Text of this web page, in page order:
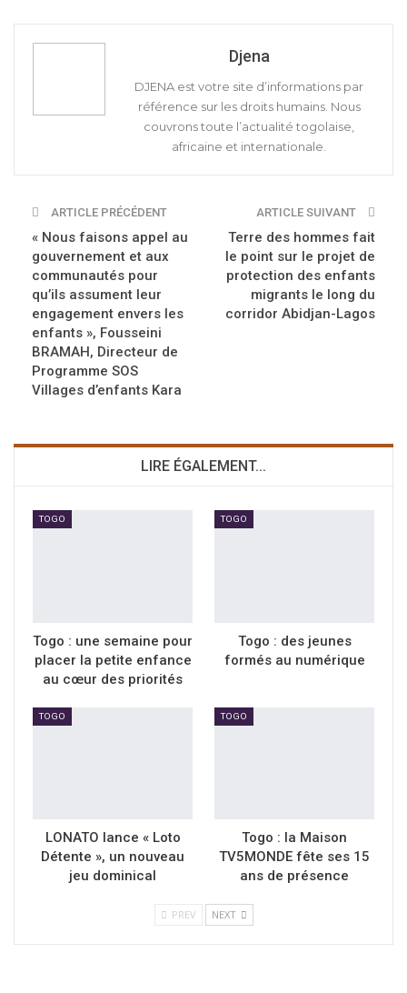
Djena
DJENA est votre site d’informations par
référence sur les droits humains. Nous
couvrons toute l’actualité togolaise,
africaine et internationale.
ARTICLE PRÉCÉDENT
« Nous faisons appel au
gouvernement et aux
communautés pour
qu’ils assument leur
engagement envers les
enfants », Fousseini
BRAMAH, Directeur de
Programme SOS
Villages d’enfants Kara
ARTICLE SUIVANT
Terre des hommes fait
le point sur le projet de
protection des enfants
migrants le long du
corridor Abidjan-Lagos
LIRE ÉGALEMENT...
TOGO
Togo : une semaine pour
placer la petite enfance
au cœur des priorités
TOGO
Togo : des jeunes
formés au numérique
TOGO
LONATO lance « Loto
Détente », un nouveau
jeu dominical
TOGO
Togo : la Maison
TV5MONDE fête ses 15
ans de présence
PREV NEXT